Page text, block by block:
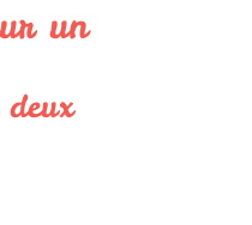
un